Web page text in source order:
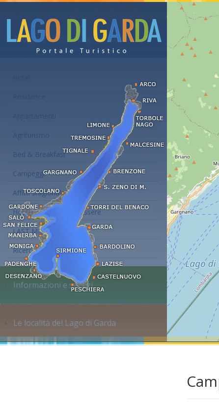
Alloggi e affitti al Lago di Garda
Appartamenti
Agriturismo
Bed & Breakfast
Campeggi
Affitti stagionali
Hotel con centro benessere
LAST MINUTE
Ricerca alloggi...
Informazioni e servizi
Le località del Lago di Garda